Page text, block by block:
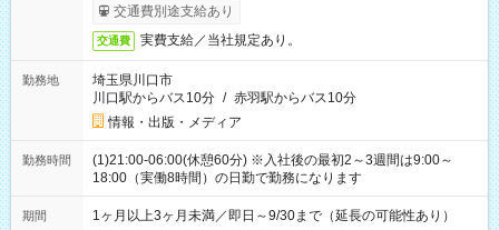
交通費別途支給あり
交通費 実費支給／当社規定あり。
勤務地
埼玉県川口市
川口駅からバス10分 / 赤羽駅からバス10分
情報・出版・メディア
勤務時間
(1)21:00-06:00(休憩60分) ※入社後の最初2～3週間は9:00～
18:00（実働8時間）の日勤で勤務になります
期間 1ヶ月以上3ヶ月未満／即日～9/30まで（延長の可能性あり）